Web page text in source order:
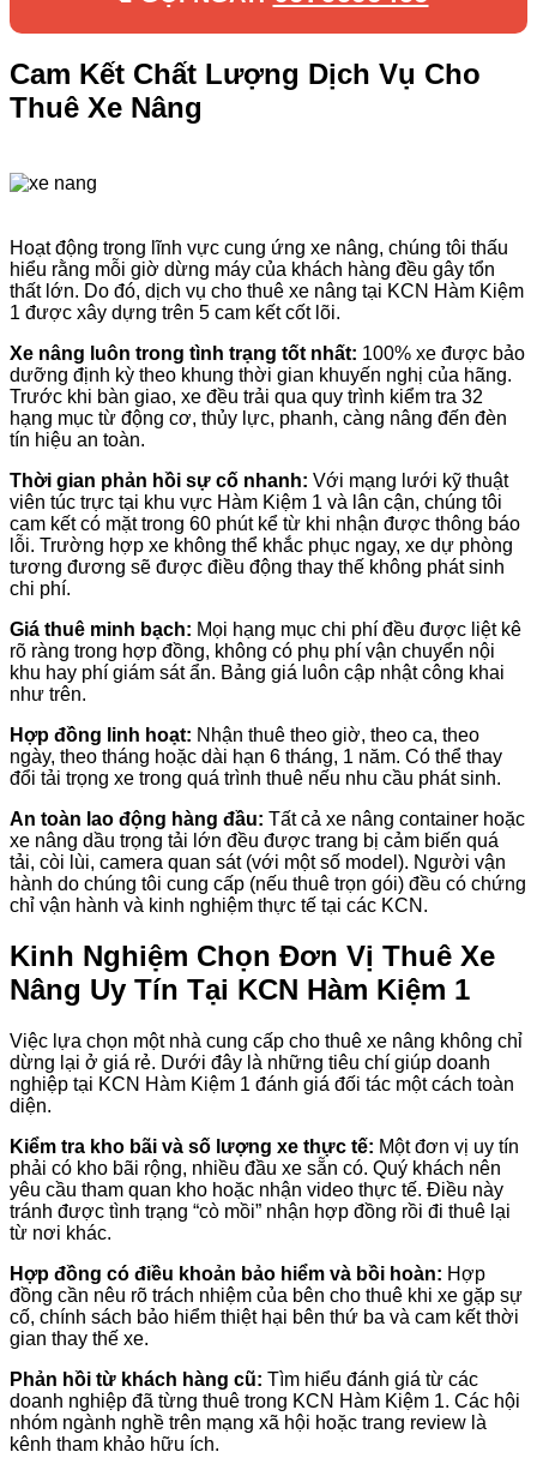
Cam Kết Chất Lượng Dịch Vụ Cho
Thuê Xe Nâng
Hoạt động trong lĩnh vực cung ứng xe nâng, chúng tôi thấu
hiểu rằng mỗi giờ dừng máy của khách hàng đều gây tổn
thất lớn. Do đó, dịch vụ cho thuê xe nâng tại KCN Hàm Kiệm
1 được xây dựng trên 5 cam kết cốt lõi.
Xe nâng luôn trong tình trạng tốt nhất: 100% xe được bảo
dưỡng định kỳ theo khung thời gian khuyến nghị của hãng.
Trước khi bàn giao, xe đều trải qua quy trình kiểm tra 32
hạng mục từ động cơ, thủy lực, phanh, càng nâng đến đèn
tín hiệu an toàn.
Thời gian phản hồi sự cố nhanh: Với mạng lưới kỹ thuật
viên túc trực tại khu vực Hàm Kiệm 1 và lân cận, chúng tôi
cam kết có mặt trong 60 phút kể từ khi nhận được thông báo
lỗi. Trường hợp xe không thể khắc phục ngay, xe dự phòng
tương đương sẽ được điều động thay thế không phát sinh
chi phí.
Giá thuê minh bạch: Mọi hạng mục chi phí đều được liệt kê
rõ ràng trong hợp đồng, không có phụ phí vận chuyển nội
khu hay phí giám sát ẩn. Bảng giá luôn cập nhật công khai
như trên.
Hợp đồng linh hoạt: Nhận thuê theo giờ, theo ca, theo
ngày, theo tháng hoặc dài hạn 6 tháng, 1 năm. Có thể thay
đổi tải trọng xe trong quá trình thuê nếu nhu cầu phát sinh.
An toàn lao động hàng đầu: Tất cả xe nâng container hoặc
xe nâng dầu trọng tải lớn đều được trang bị cảm biến quá
tải, còi lùi, camera quan sát (với một số model). Người vận
hành do chúng tôi cung cấp (nếu thuê trọn gói) đều có chứng
chỉ vận hành và kinh nghiệm thực tế tại các KCN.
Kinh Nghiệm Chọn Đơn Vị Thuê Xe
Nâng Uy Tín Tại KCN Hàm Kiệm 1
Việc lựa chọn một nhà cung cấp cho thuê xe nâng không chỉ
dừng lại ở giá rẻ. Dưới đây là những tiêu chí giúp doanh
nghiệp tại KCN Hàm Kiệm 1 đánh giá đối tác một cách toàn
diện.
Kiểm tra kho bãi và số lượng xe thực tế: Một đơn vị uy tín
phải có kho bãi rộng, nhiều đầu xe sẵn có. Quý khách nên
yêu cầu tham quan kho hoặc nhận video thực tế. Điều này
tránh được tình trạng “cò mồi” nhận hợp đồng rồi đi thuê lại
từ nơi khác.
Hợp đồng có điều khoản bảo hiểm và bồi hoàn: Hợp
đồng cần nêu rõ trách nhiệm của bên cho thuê khi xe gặp sự
cố, chính sách bảo hiểm thiệt hại bên thứ ba và cam kết thời
gian thay thế xe.
Phản hồi từ khách hàng cũ: Tìm hiểu đánh giá từ các
doanh nghiệp đã từng thuê trong KCN Hàm Kiệm 1. Các hội
nhóm ngành nghề trên mạng xã hội hoặc trang review là
kênh tham khảo hữu ích.